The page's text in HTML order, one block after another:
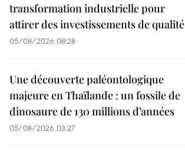
transformation industrielle pour
attirer des investissements de qualité
05/08/2026 08:28
Une découverte paléontologique
majeure en Thaïlande : un fossile de
dinosaure de 130 millions d’années
05/08/2026 03:27